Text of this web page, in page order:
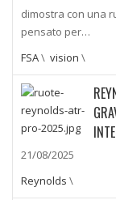
dimostra con una
pensato per…
FSA\ vision \
21/08/2025
Reynolds \